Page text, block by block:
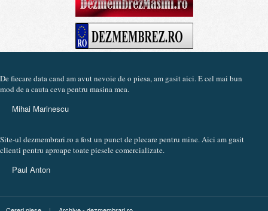
De fiecare data cand am avut nevoie de o piesa, am gasit aici. E cel mai bun
mod de a cauta ceva pentru masina mea.
Mihai Marinescu
Site-ul dezmembrari.ro a fost un punct de plecare pentru mine. Aici am gasit
clienti pentru aproape toate piesele comercializate.
Paul Anton